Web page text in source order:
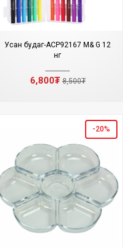
Усан будаг-ACP92167 M& G 12
өнгө
6,800₮8,500₮
-20%